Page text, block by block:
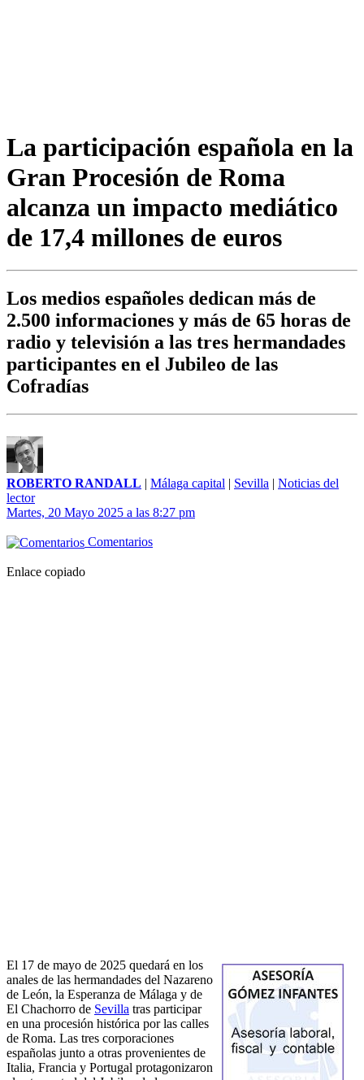
La participación española en la
Gran Procesión de Roma
alcanza un impacto mediático
de 17,4 millones de euros
Los medios españoles dedican más de
2.500 informaciones y más de 65 horas de
radio y televisión a las tres hermandades
participantes en el Jubileo de las
Cofradías
ROBERTO RANDALL | Málaga capital | Sevilla | Noticias del
lector
Martes, 20 Mayo 2025 a las 8:27 pm
Comentarios
Enlace copiado
El 17 de mayo de 2025 quedará en los
anales de las hermandades del Nazareno
de León, la Esperanza de Málaga y de
El Chachorro de Sevilla tras participar
en una procesión histórica por las calles
de Roma. Las tres corporaciones
españolas junto a otras provenientes de
Italia, Francia y Portugal protagonizaron